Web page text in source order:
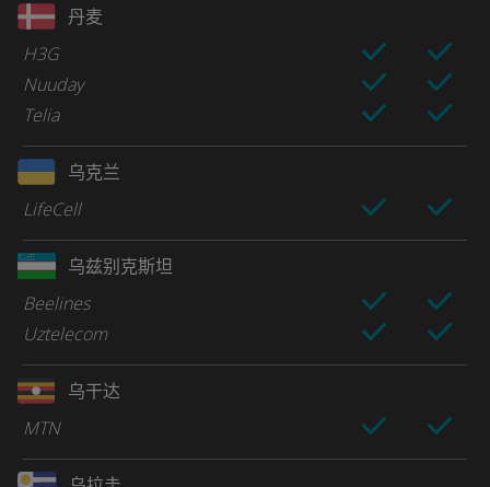
丹麦
H3G
Nuuday
Telia
乌克兰
LifeCell
乌兹别克斯坦
Beelines
Uztelecom
乌干达
MTN